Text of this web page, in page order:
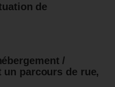
de
/
un parcours de rue,